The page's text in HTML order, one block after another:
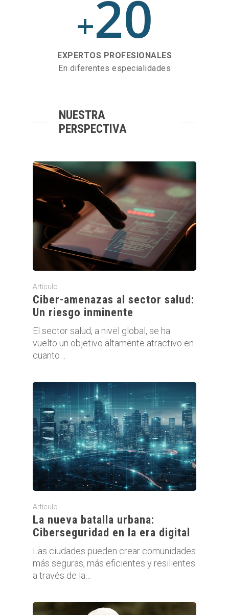
+20
EXPERTOS PROFESIONALES
En diferentes especialidades
NUESTRA
PERSPECTIVA
Artículo
Ciber-amenazas al sector salud:
Un riesgo inminente
El sector salud, a nivel global, se ha
vuelto un objetivo altamente atractivo en
cuanto…
Artículo
La nueva batalla urbana:
Ciberseguridad en la era digital
Las ciudades pueden crear comunidades
más seguras, más eficientes y resilientes
a través de la…